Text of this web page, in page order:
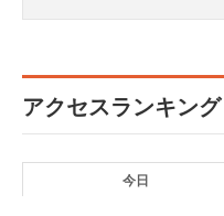
アクセスランキング
今日